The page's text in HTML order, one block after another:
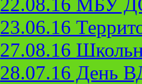
23.06.16
27.08.16
28.07.16 День